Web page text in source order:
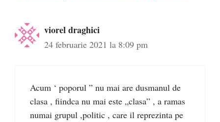
viorel draghici
24 februarie 2021 la 8:09 pm
Acum ‘ poporul ” nu mai are dusmanul de
clasa , fiindca nu mai este „clasa” , a ramas
numai grupul ,politic , care il reprezinta pe